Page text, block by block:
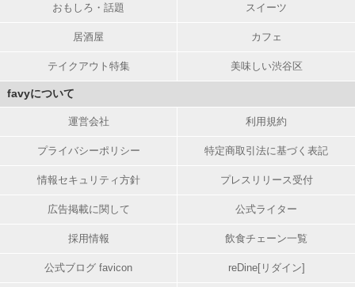
おもしろ・話題 スイーツ
居酒屋 カフェ
テイクアウト特集 美味しい渋谷区
favyについて
運営会社 利用規約
プライバシーポリシー 特定商取引法に基づく表記
情報セキュリティ方針 プレスリリース受付
広告掲載に関して 公式ライター
採用情報 飲食チェーン一覧
公式ブログ favicon reDine[リダイン]